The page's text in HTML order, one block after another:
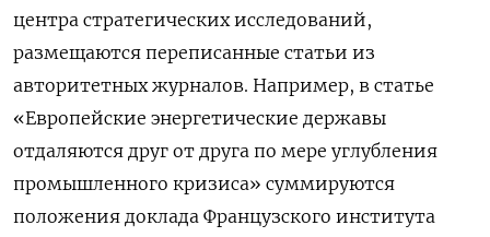
центра стратегических исследований,
размещаются переписанные статьи из
авторитетных журналов. Например, в статье
«Европейские энергетические державы
отдаляются друг от друга по мере углубления
промышленного кризиса» суммируются
положения доклада Французского института